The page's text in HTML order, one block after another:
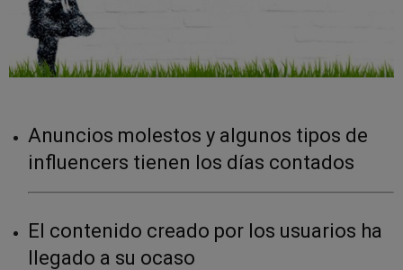
Anuncios molestos y algunos tipos de
influencers tienen los días contados
El contenido creado por los usuarios ha
llegado a su ocaso